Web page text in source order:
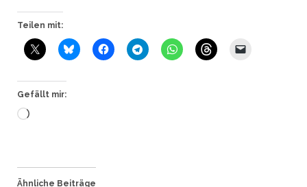
Teilen mit:
Gefällt mir:
Wird
Ähnliche Beiträge